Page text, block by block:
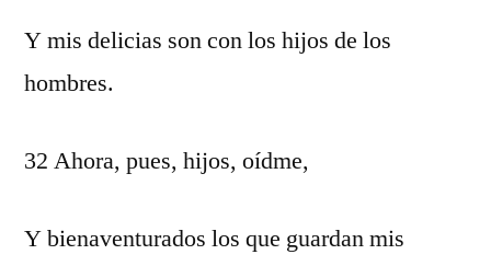
Y mis delicias son con los hijos de los
hombres.
32 Ahora, pues, hijos, oídme,
Y bienaventurados los que guardan mis